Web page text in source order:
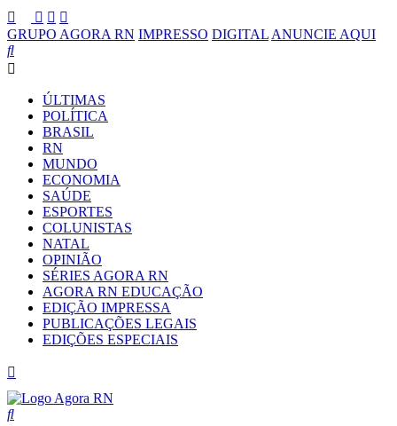
GRUPO AGORA RN IMPRESSO DIGITAL ANUNCIE AQUI
ÚLTIMAS
POLÍTICA
BRASIL
RN
MUNDO
ECONOMIA
SAÚDE
ESPORTES
COLUNISTAS
NATAL
OPINIÃO
SÉRIES AGORA RN
AGORA RN EDUCAÇÃO
EDIÇÃO IMPRESSA
PUBLICAÇÕES LEGAIS
EDIÇÕES ESPECIAIS